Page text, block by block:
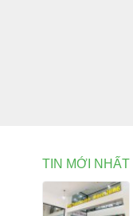
TIN MỚI NHẤT